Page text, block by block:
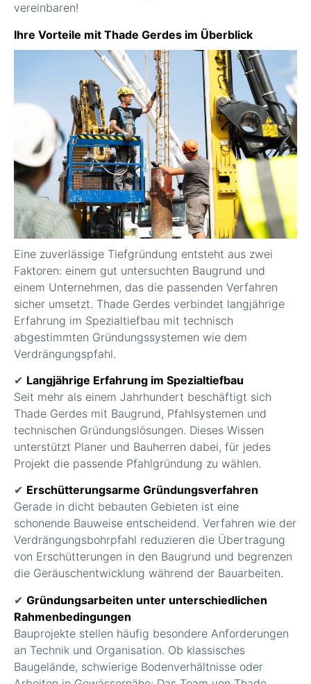
vereinbaren!
Ihre Vorteile mit Thade Gerdes im Überblick
Eine zuverlässige Tiefgründung entsteht aus zwei
Faktoren: einem gut untersuchten Baugrund und
einem Unternehmen, das die passenden Verfahren
sicher umsetzt. Thade Gerdes verbindet langjährige
Erfahrung im Spezialtiefbau mit technisch
abgestimmten Gründungssystemen wie dem
Verdrängungspfahl.
✔ Langjährige Erfahrung im Spezialtiefbau
Seit mehr als einem Jahrhundert beschäftigt sich
Thade Gerdes mit Baugrund, Pfahlsystemen und
technischen Gründungslösungen. Dieses Wissen
unterstützt Planer und Bauherren dabei, für jedes
Projekt die passende Pfahlgründung zu wählen.
✔ Erschütterungsarme Gründungsverfahren
Gerade in dicht bebauten Gebieten ist eine
schonende Bauweise entscheidend. Verfahren wie der
Verdrängungsbohrpfahl reduzieren die Übertragung
von Erschütterungen in den Baugrund und begrenzen
die Geräuschentwicklung während der Bauarbeiten.
✔ Gründungsarbeiten unter unterschiedlichen
Rahmenbedingungen
Bauprojekte stellen häufig besondere Anforderungen
an Technik und Organisation. Ob klassisches
Baugelände, schwierige Bodenverhältnisse oder